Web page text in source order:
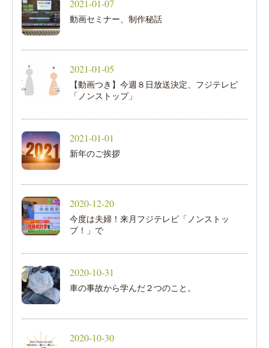
2021-01-07
動画セミナー、制作秘話
2021-01-05
【動画つき】今週８日放送決定、フジテレビ
「ノンストップ」
2021-01-01
新年のご挨拶
2020-12-20
今度は夫婦！来月フジテレビ「ノンストッ
プ！」で
2020-10-31
車の事故から学んだ２つのこと。
2020-10-30